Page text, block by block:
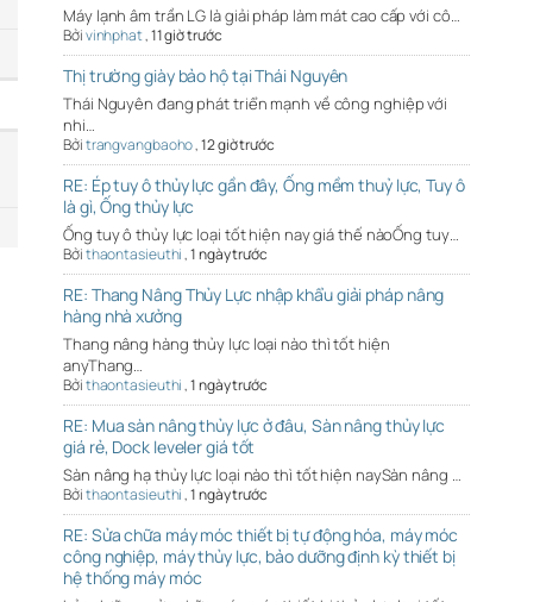
Máy lạnh âm trần LG là giải pháp làm mát cao cấp với cô…
Bởivinhphat,11 giờ trước
Thị trường giày bảo hộ tại Thái Nguyên
Thái Nguyên đang phát triển mạnh về công nghiệp với
nhi…
Bởitrangvangbaoho,12 giờ trước
RE: Ép tuy ô thủy lực gần đây, Ống mềm thuỷ lực, Tuy ô
là gì, Ống thủy lực
Ống tuy ô thủy lực loại tốt hiện nay giá thế nàoỐng tuy…
Bởithaontasieuthi,1 ngày trước
RE: Thang Nâng Thủy Lực nhập khẩu giải pháp nâng
hàng nhà xưởng
Thang nâng hàng thủy lực loại nào thì tốt hiện
anyThang…
Bởithaontasieuthi,1 ngày trước
RE: Mua sàn nâng thủy lực ở đâu, Sàn nâng thủy lực
giá rẻ, Dock leveler giá tốt
Sàn nâng hạ thủy lực loại nào thì tốt hiện naySàn nâng …
Bởithaontasieuthi,1 ngày trước
RE: Sửa chữa máy móc thiết bị tự động hóa, máy móc
công nghiệp, máy thủy lực, bảo dưỡng định kỳ thiết bị
hệ thống máy móc